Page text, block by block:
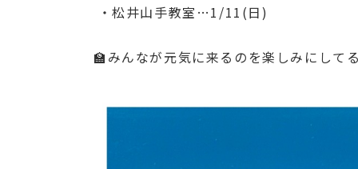
・松井山手教室…1/11(日)
🏫みんなが元気に来るのを楽しみにして